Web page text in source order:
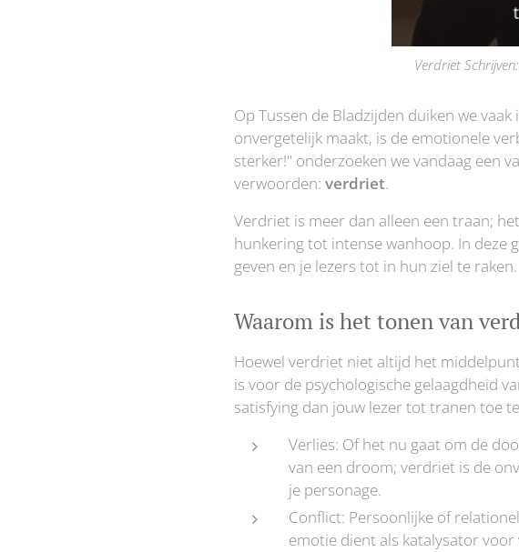
Verdriet
Op Tussen de Bladzijden duiken we
onvergetelijk maakt, is de emotionele
sterker!" onderzoeken we vandaag een
verwoorden: verdriet.
Verdriet is meer dan alleen een traan;
hunkering tot intense wanhoop. In deze
geven en je lezers tot in hun ziel te raken.
Waarom is het tonen van
Hoewel verdriet niet altijd het
is voor de psychologische gelaagdheid
satisfying dan jouw lezer tot tranen toe
Verlies: Of het nu gaat om de
van een droom; verdriet is de
je personage.
Conflict: Persoonlijke of
emotie dient als katalysator